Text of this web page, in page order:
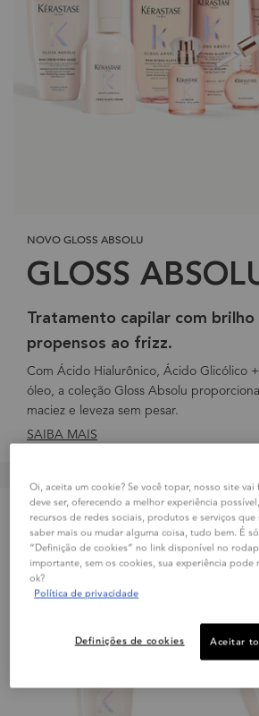
NOVO GLOSS ABSOLU
GLOSS
Tratamento capilar com brilho
propensos ao frizz.
Com Ácido Hialurônico, Ácido Glicólico
óleo, a coleção Gloss Absolu
maciez e leveza sem pesar.
SAIBA MAIS
FILTRAR POR
FILTERS MENU Ordenar
FESTIVAL
Oi, aceita um cookie? Se você topar, nosso site
deve ser, oferecendo a melhor experiência
recursos de redes sociais, produtos e serviços que
saber mais ou mudar alguma coisa, tudo bem. É
“Definição de cookies” no link disponível no
importante, sem os cookies, sua experiência pode
ok?
Política de privacidade
Definições de cookies Aceitar